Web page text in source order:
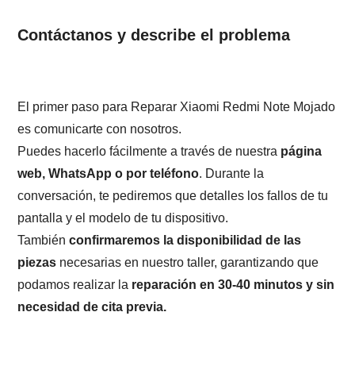
Contáctanos y describe el problema
El primer paso para Reparar Xiaomi Redmi Note Mojado
es comunicarte con nosotros.
Puedes hacerlo fácilmente a través de nuestra página
web, WhatsApp o por teléfono. Durante la
conversación, te pediremos que detalles los fallos de tu
pantalla y el modelo de tu dispositivo.
Tambiénconfirmaremos la disponibilidad de las
piezas necesarias en nuestro taller, garantizando que
podamos realizar la reparación en 30-40 minutos y sin
necesidad de cita previa.